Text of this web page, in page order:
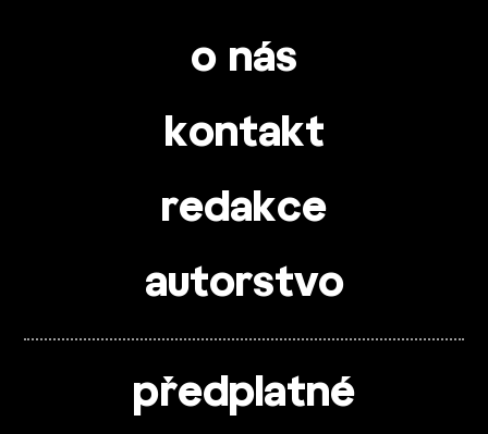
o nás
kontakt
redakce
autorstvo
předplatné